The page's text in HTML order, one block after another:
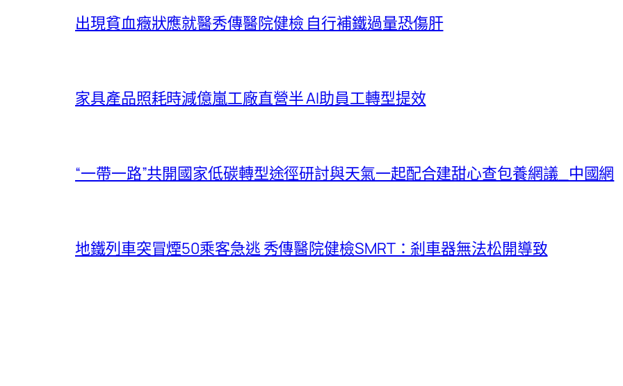
出現貧血癥狀應就醫秀傳醫院健檢 自行補鐵過量恐傷肝
家具產品照耗時減億嵐工廠直營半 AI助員工轉型提效
“一帶一路”共開國家低碳轉型途徑研討與天氣一起配合建甜心查包養網議_中國網
地鐵列車突冒煙50乘客急逃 秀傳醫院健檢SMRT：剎車器無法松開導致